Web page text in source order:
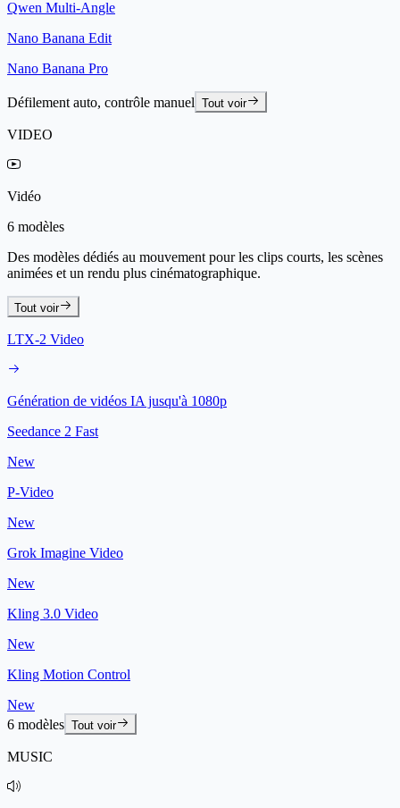
Qwen Multi-Angle
Nano Banana Edit
Nano Banana Pro
Défilement auto, contrôle manuel Tout voir
VIDEO
Vidéo
6 modèles
Des modèles dédiés au mouvement pour les clips courts, les scènes
animées et un rendu plus cinématographique.
Tout voir
LTX-2 Video
Génération de vidéos IA jusqu'à 1080p
Seedance 2 Fast
New
P-Video
New
Grok Imagine Video
New
Kling 3.0 Video
New
Kling Motion Control
New
6 modèles Tout voir
MUSIC